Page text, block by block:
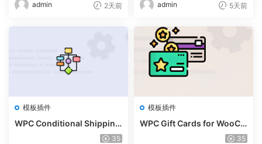
admin 2天前 admin 5天前
模板插件
WPC Conditional Shipping
& Payments (Premium) v1.
35
模板插件
WPC Gift Cards for WooCo
mmerce (Premium) v1.0.235